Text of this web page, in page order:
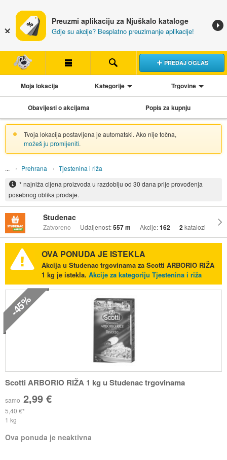
Preuzmi aplikaciju za Njuškalo kataloge
Gdje su akcije? Besplatno preuzimanje aplikacije!
PREDAJ OGLAS
Moja lokacija Kategorije Trgovine
Obavijesti o akcijama Popis za kupnju
Tvoja lokacija postavljena je automatski. Ako nije točna,
možeš ju promijeniti.
Prehrana
Tjestenina i riža
* najniža cijena proizvoda u razdoblju od 30 dana prije provođenja
posebnog oblika prodaje.
Studenac
Zatvoreno Udaljenost:557 m Akcije:162 2katalozi
OVA PONUDA JE ISTEKLA
Akcija u Studenac trgovinama za Scotti ARBORIO RIŽA
1 kg je istekla. Akcije za kategoriju Tjestenina i riža
-45%
Scotti ARBORIO RIŽA 1 kg u Studenac trgovinama
samo 2,99 €
5,40 €
1 kg
Ova ponuda je neaktivna